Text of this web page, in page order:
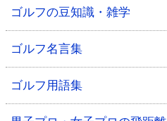
ゴルフの豆知識・雑学
ゴルフ名言集
ゴルフ用語集